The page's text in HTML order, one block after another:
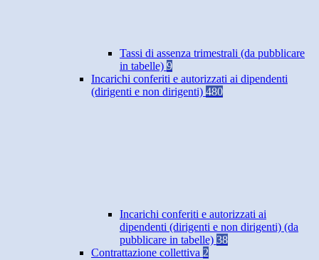
Tassi di assenza trimestrali (da pubblicare
in tabelle) 9
Incarichi conferiti e autorizzati ai dipendenti
(dirigenti e non dirigenti) 480
Incarichi conferiti e autorizzati ai
dipendenti (dirigenti e non dirigenti) (da
pubblicare in tabelle) 38
Contrattazione collettiva 2